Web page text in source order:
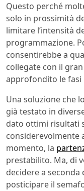
Questo perché
solo in prossimità
limitare l’intensità
programmazione.
consentirebbe a
collegate con il
approfondito le fasi
Una soluzione che
già testato in
dato ottimi risultati
considerevolmente
momento, la
prestabilito. Ma, di
decidere a
posticipare il